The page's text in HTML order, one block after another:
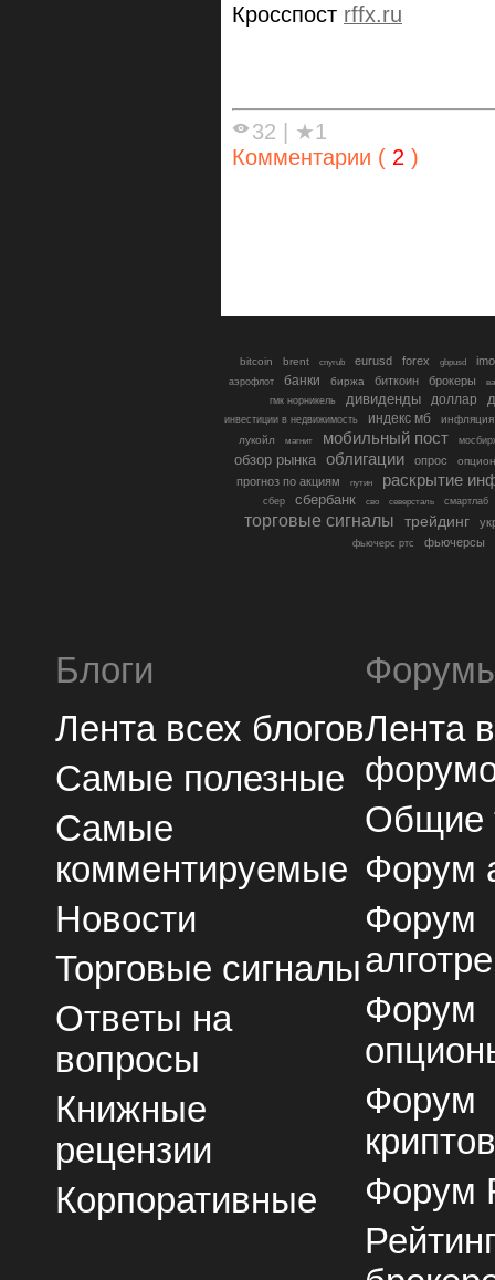
Кросспост rffx.ru
32
★1
Комментарии ( 2 )
bitcoin brent cnyrub eurusd forex gbpusd
аэрофлот банки биржа биткоин брокеры
гмк норникель
дивиденды доллар
инвестиции в недвижимость индекс мб
инфляция
лукойл
магнит мобильный пост
обзор рынка облигации опрос
прогноз по акциям путин раскрытие
сбер сбербанк сво северсталь смартлаб
торговые сигналы трейдинг
фьючерс ртс фьючерсы
Блоги
Лента всех блогов
Самые полезные
Самые
комментируемые
Новости
Торговые сигналы
Ответы на
вопросы
Книжные
рецензии
Корпоративные
Лента
Общие
Форум
Форум
Форум
Форум
Форум